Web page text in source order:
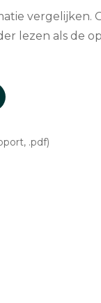
vergelijken.
lezen als de
.pdf)